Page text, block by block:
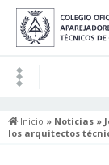
Inicio » Noticias »
los arquitectos